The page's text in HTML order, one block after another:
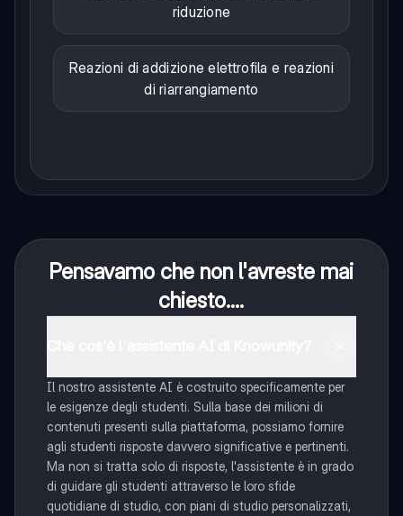
riduzione
Reazioni di addizione elettrofila e reazioni
di riarrangiamento
Pensavamo che non l'avreste mai
chiesto....
Il nostro assistente AI è costruito specificamente per
le esigenze degli studenti. Sulla base dei milioni di
contenuti presenti sulla piattaforma, possiamo fornire
agli studenti risposte davvero significative e pertinenti.
Ma non si tratta solo di risposte, l'assistente è in grado
di guidare gli studenti attraverso le loro sfide
quotidiane di studio, con piani di studio personalizzati,